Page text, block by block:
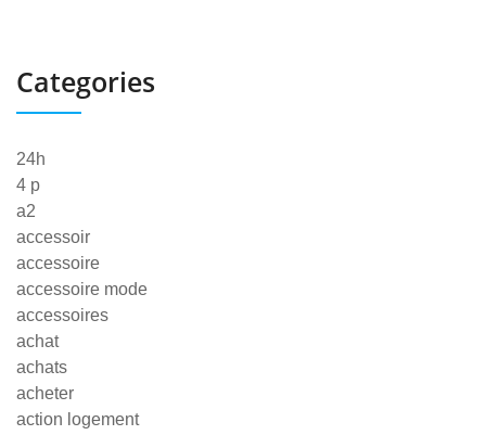
Categories
24h
4 p
a2
accessoir
accessoire
accessoire mode
accessoires
achat
achats
acheter
action logement